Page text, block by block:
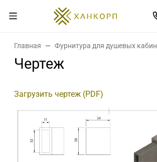
Главная Фурнитура для душевых кабин
Чертеж
Загрузить чертеж (PDF)